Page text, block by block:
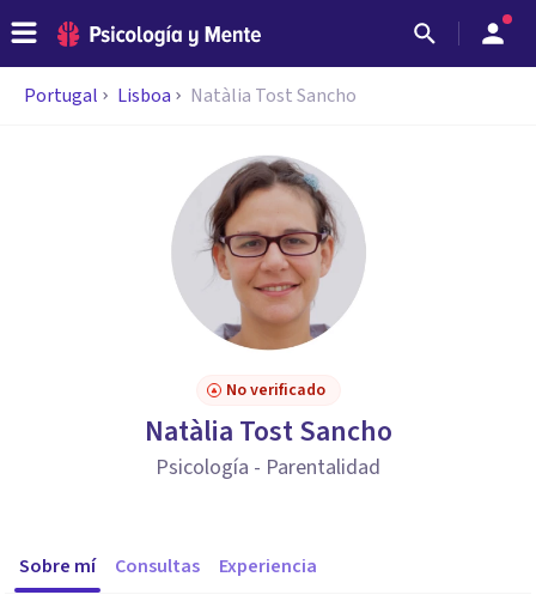
Portugal Lisboa Natàlia Tost Sancho
No verificado
Natàlia Tost Sancho
Psicología - Parentalidad
Sobre mí Consultas Experiencia